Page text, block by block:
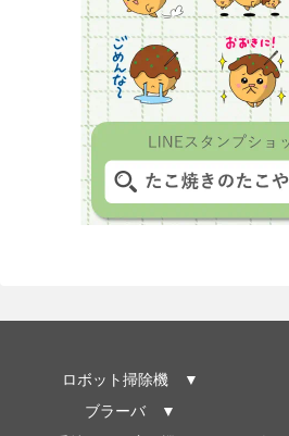
ロボット掃除機 ▼
ブラーバ ▼